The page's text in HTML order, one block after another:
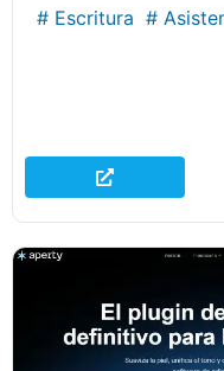
# Escritura #